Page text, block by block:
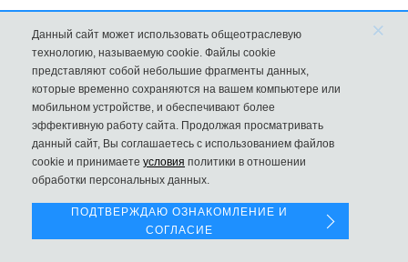
New Balance 997H Cordura Marblehead с желтой и голубой
Данный сайт может использовать общеотраслевую
технологию, называемую cookie. Файлы cookie
представляют собой небольшие фрагменты данных,
которые временно сохраняются на вашем компьютере или
мобильном устройстве, и обеспечивают более
эффективную работу сайта. Продолжая просматривать
данный сайт, Вы соглашаетесь с использованием файлов
cookie и принимаете условия политики в отношении
обработки персональных данных.
×
ПОДТВЕРЖДАЮ ОЗНАКОМЛЕНИЕ И
СОГЛАСИЕ